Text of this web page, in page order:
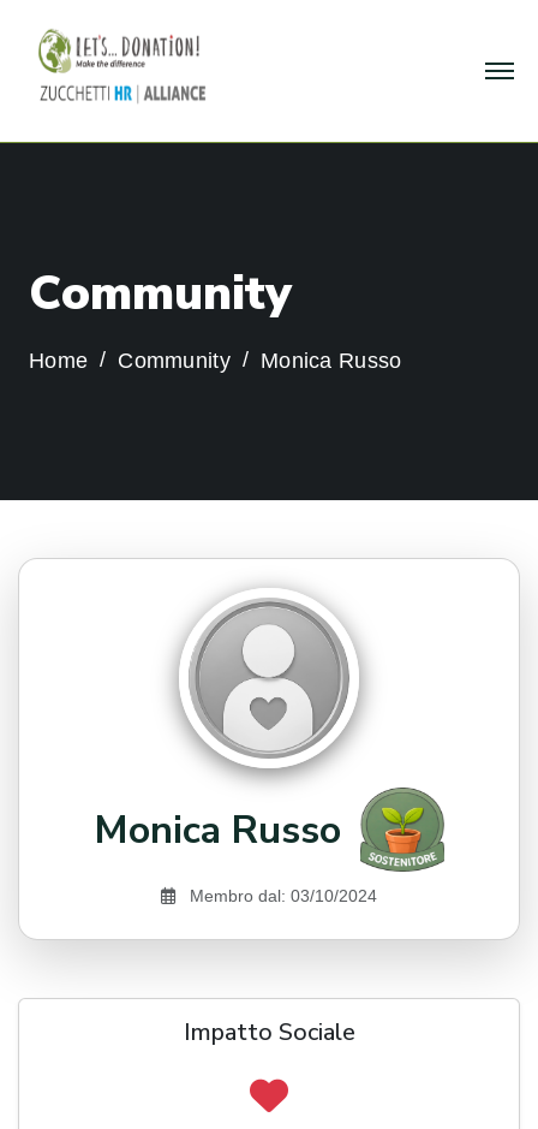
Community
Home Community Monica Russo
Monica Russo
Membro dal: 03/10/2024
Impatto Sociale